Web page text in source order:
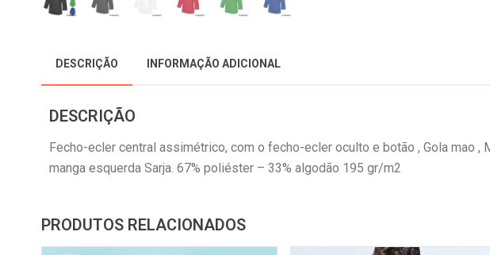
DESCRIÇÃO INFORMAÇÃO ADICIONAL
DESCRIÇÃO
Fecho-ecler central assimétrico, com o fecho-ecler oculto e botão , Gola mao
manga esquerda Sarja. 67% poliéster – 33% algodão 195 gr/m2
PRODUTOS RELACIONADOS